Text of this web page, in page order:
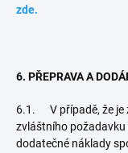
zde.
6. PŘEPRAVA A
6.1. V případě, že je
zvláštního požadavku
dodatečné náklady